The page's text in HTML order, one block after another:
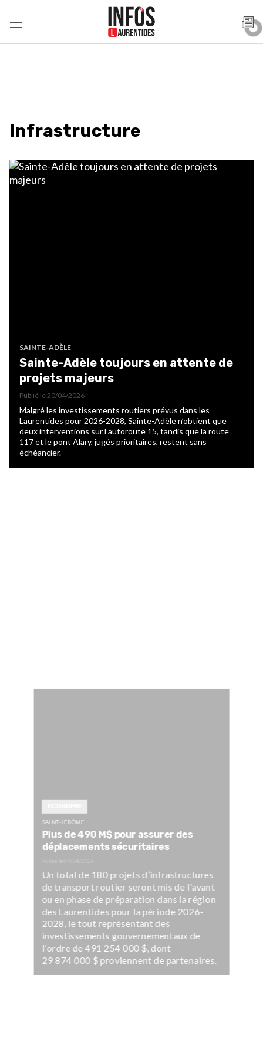
Infrastructure
SAINTE-ADÈLE
Sainte-Adèle toujours en attente de
projets majeurs
Publié le20/04/2026
Malgré les investissements routiers prévus dans les
Laurentides pour 2026-2028, Sainte-Adèle n’obtient que
deux interventions sur l’autoroute 15, tandis que la route
117 et le pont Alary, jugés prioritaires, restent sans
échéancier.
SAINT-JÉRÔME
Plus de 490 M$ pour assurer des
déplacements sécuritaires
Un total de 180 projets d’infrastructures
de transport routier seront mis de l’avant
ou en phase de préparation dans la région
des Laurentides pour la période 2026-
2028, le tout représentant des
investissements gouvernementaux de
l’ordre de 491 254 000 $, dont
29 874 000 $ proviennent de partenaires.